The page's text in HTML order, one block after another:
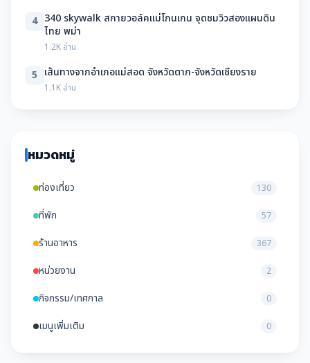
4 340 skywalk สกายวอล์คแม่โกนเกน จุดชมวิวสองแผนดิน
ไทย พม่า
1.2K อ่าน
5 เส้นทางจากอำเภอแม่สอด จังหวัดตาก-จังหวัดเชียงราย
1.1K อ่าน
หมวดหมู่
ท่องเที่ยว 130
ที่พัก 57
ร้านอาหาร 367
หน่วยงาน 2
กิจกรรม/เทศกาล 0
เมนูเพิ่มเติม 0